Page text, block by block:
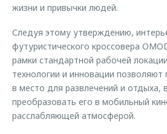
жизни и привычки людей.
Следуя этому утверждению,
футуристического кроссовера
рамки стандартной рабочей
технологии и инновации позволяют
в место для развлечений и отдыха,
преобразовать его в мобильный
расслабляющей атмосферой.